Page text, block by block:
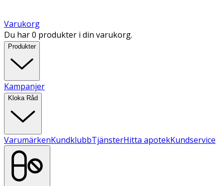
Varukorg
Du har 0 produkter i din varukorg.
Produkter
Kampanjer
Kloka Råd
VarumärkenKundklubbTjänsterHitta apotekKundservice